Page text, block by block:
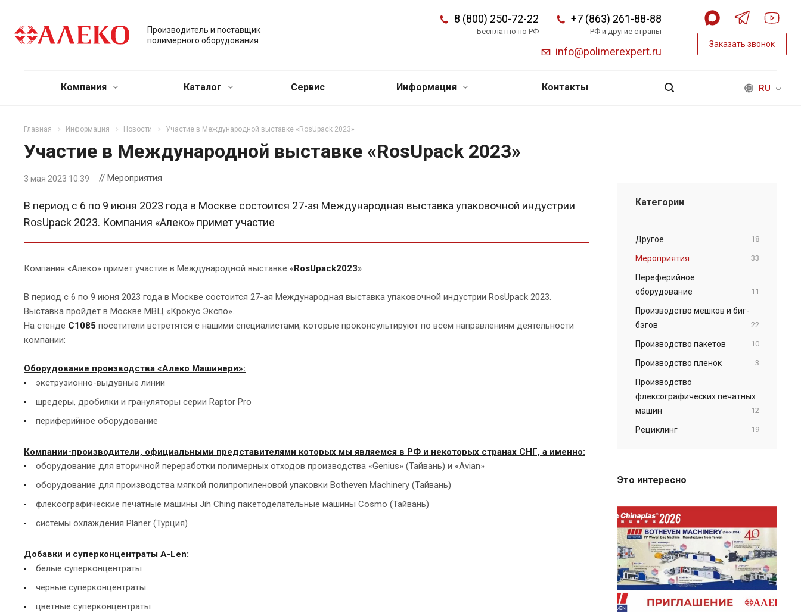
Производитель и поставщик
полимерного оборудования
8 (800) 250-72-22
Бесплатно по РФ
+7 (863) 261-88-88
РФ и другие страны
info@polimerexpert.ru
Заказать звонок
RU
Компания Каталог Сервис Информация Контакты
Главная Информация Новости Участие в Международной выставке «RosUpack 2023»
Участие в Международной выставке «RosUpack 2023»
3 мая 2023 10:39 // Мероприятия
В период с 6 по 9 июня 2023 года в Москве состоится 27-ая Международная выставка упаковочной индустрии
RosUpack 2023. Компания «Алеко» примет участие
Компания «Алеко» примет участие в Международной выставке «RosUpack2023»
В период с 6 по 9 июня 2023 года в Москве состоится 27-ая Международная выставка упаковочной индустрии RosUpack 2023.
Выставка пройдет в Москве МВЦ «Крокус Экспо».
На стенде С1085 посетители встретятся с нашими специалистами, которые проконсультируют по всем направлениям деятельности
компании:
Оборудование производства «Алеко Машинери»:
экструзионно-выдувные линии
шредеры, дробилки и грануляторы серии Raptor Pro
периферийное оборудование
Компании-производители, официальными представителями которых мы являемся в РФ и некоторых странах СНГ, а именно:
оборудование для вторичной переработки полимерных отходов производства «Genius» (Тайвань) и «Avian»
оборудование для производства мягкой полипропиленовой упаковки Botheven Machinery (Тайвань)
флексографические печатные машины Jih Ching пакетоделательные машины Cosmo (Тайвань)
системы охлаждения Planer (Турция)
Добавки и суперконцентраты A-Len:
белые суперконцентраты
черные суперконцентраты
цветные суперконцентраты
Категории
Другое 18
Мероприятия 33
Переферийное
оборудование
11
Производство мешков и биг-
бэгов
22
Производство пакетов 10
Производство пленок 3
Производство
флексографических печатных
машин
12
Рециклинг 19
Это интересно